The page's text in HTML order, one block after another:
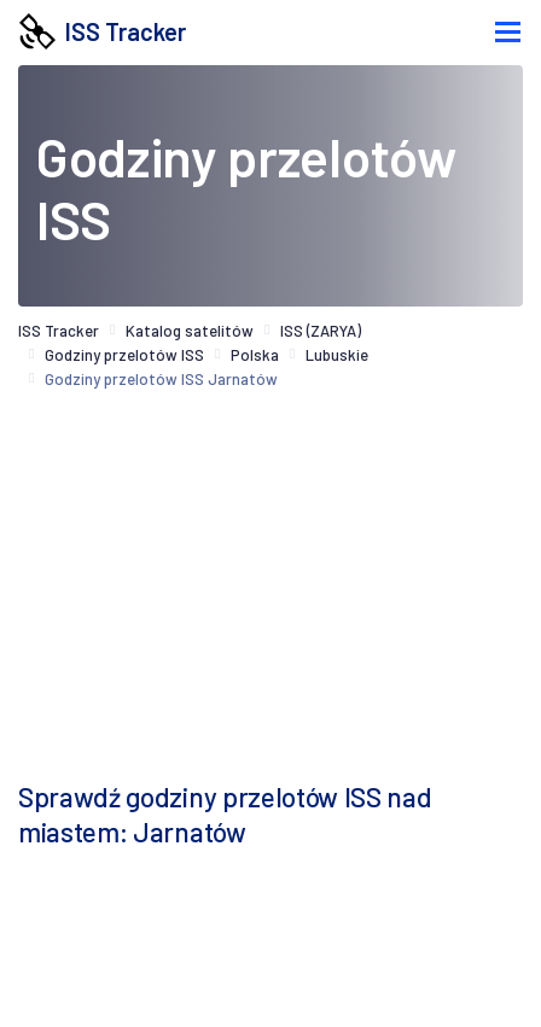
ISS Tracker
Godziny przelotów
ISS
ISS Tracker Katalog satelitów
ISS (ZARYA)
Godziny przelotów ISS
Polska
Lubuskie
Godziny przelotów ISS Jarnatów
Sprawdź godziny przelotów ISS nad
miastem: Jarnatów